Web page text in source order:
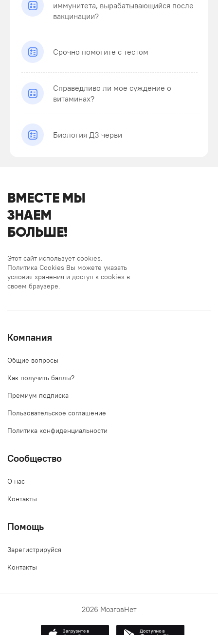
иммунитета, вырабатывающийся после
вакцинации?
Срочно помогите с тестом
Справедливо ли мое суждение о
витаминах?
Биология ДЗ черви
ВМЕСТЕ МЫ
ЗНАЕМ
БОЛЬШЕ!
Этот сайт использует cookies.
Политика Cookies Вы можете указать
условия хранения и доступ к cookies в
своем браузере.
Компания
Общие вопросы
Как получить баллы?
Премиум подписка
Пользовательское соглашение
Политика конфиденциальности
Сообщество
О нас
Контакты
Помощь
Зарегистрируйся
Контакты
2026 МозговНет